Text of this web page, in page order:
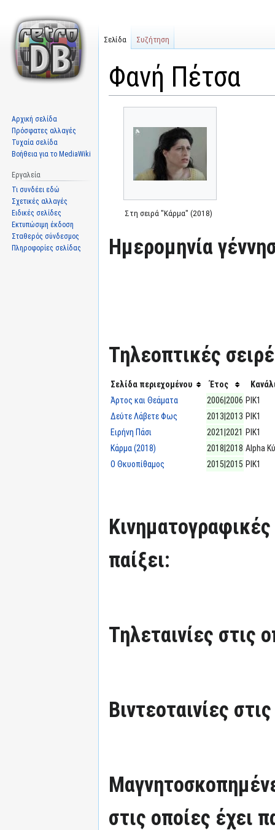
Φανή Πέτσα
Στη σειρά "Κάρμα" (2018)
Ημερομηνία
Τηλεοπτικές
Σελίδα περιεχομένου Έτος
Άρτος και Θεάματα
2006|2006 ΡΙΚ1
Δεύτε Λάβετε Φως
2013|2013 ΡΙΚ1
Ειρήνη Πάσι
2021|2021 ΡΙΚ1
Κάρμα (2018)
2018|2018 Alpha
Ο Θκυοπίθαμος
2015|2015 ΡΙΚ1
Κινηματογραφικές
παίξει:
Τηλεταινίες στις
Βιντεοταινίες
στις οποίες έχει
Σελίδα Συζήτηση
Αρχική σελίδα
Πρόσφατες αλλαγές
Τυχαία σελίδα
Βοήθεια για το MediaWiki
Εργαλεία
Τι συνδέει εδώ
Σχετικές αλλαγές
Ειδικές σελίδες
Εκτυπώσιμη έκδοση
Σταθερός σύνδεσμος
Πληροφορίες σελίδας